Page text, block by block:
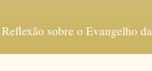
Reflexão sobre o Evangelho